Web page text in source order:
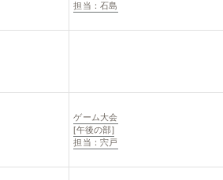
担当：石島
ゲーム大会
[午後の部]
担当：宍戸